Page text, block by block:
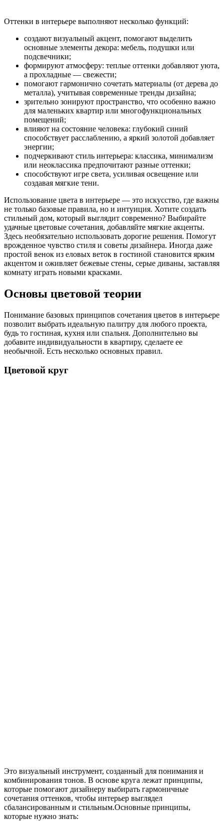
Оттенки в интерьере выполняют несколько функций:
создают визуальный акцент, помогают выделить
основные элементы декора: мебель, подушки или
подсвечники;
формируют атмосферу: теплые оттенки добавляют уюта,
а прохладные — свежести;
помогают гармонично сочетать материалы (от дерева до
металла), учитывая современные тренды дизайна;
зрительно зонируют пространство, что особенно важно
для маленьких квартир или многофункциональных
помещений;
влияют на состояние человека: глубокий синий
способствует расслаблению, а яркий золотой добавляет
энергии;
подчеркивают стиль интерьера: классика, минимализм
или неоклассика предпочитают разные оттенки;
способствуют игре света, усиливая освещение или
создавая мягкие тени.
Использование цвета в интерьере — это искусство, где важны
не только базовые правила, но и интуиция. Хотите создать
стильный дом, который выглядит современно? Выбирайте
удачные цветовые сочетания, добавляйте мягкие акценты.
Здесь необязательно использовать дорогие решения. Помогут
врожденное чувство стиля и советы дизайнера. Иногда даже
простой венок из еловых веток в гостиной становится ярким
акцентом и оживляет бежевые стены, серые диваны, заставляя
комнату играть новыми красками.
Основы цветовой теории
Понимание базовых принципов сочетания цветов в интерьере
позволит выбрать идеальную палитру для любого проекта,
будь то гостиная, кухня или спальня. Дополнительно вы
добавите индивидуальности в квартиру, сделаете ее
необычной. Есть несколько основных правил.
Цветовой круг
Это визуальный инструмент, созданный для понимания и
комбинирования тонов. В основе круга лежат принципы,
которые помогают дизайнеру выбирать гармоничные
сочетания оттенков, чтобы интерьер выглядел
сбалансированным и стильным.Основные принципы,
которые нужно знать: